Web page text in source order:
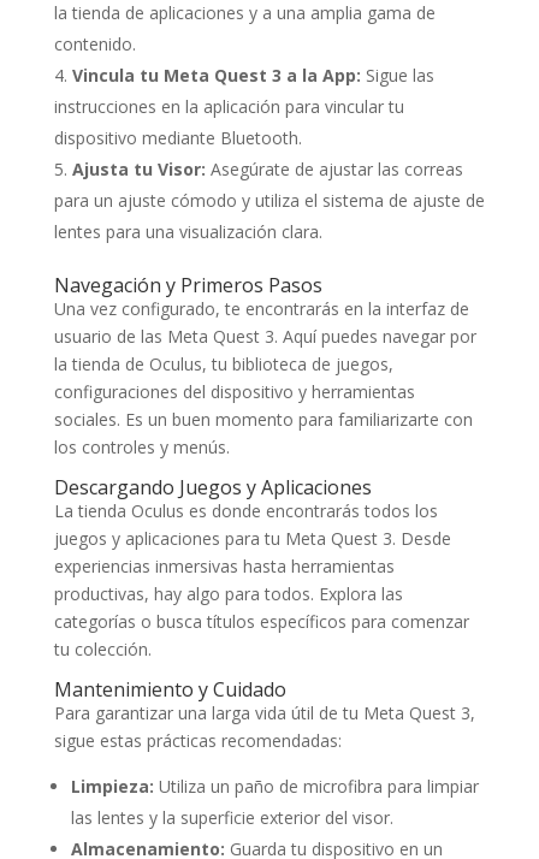
la tienda de aplicaciones y a una amplia gama de
contenido.
Vincula tu Meta Quest 3 a la App: Sigue las
instrucciones en la aplicación para vincular tu
dispositivo mediante Bluetooth.
Ajusta tu Visor: Asegúrate de ajustar las correas
para un ajuste cómodo y utiliza el sistema de ajuste de
lentes para una visualización clara.
Navegación y Primeros Pasos
Una vez configurado, te encontrarás en la interfaz de
usuario de las Meta Quest 3. Aquí puedes navegar por
la tienda de Oculus, tu biblioteca de juegos,
configuraciones del dispositivo y herramientas
sociales. Es un buen momento para familiarizarte con
los controles y menús.
Descargando Juegos y Aplicaciones
La tienda Oculus es donde encontrarás todos los
juegos y aplicaciones para tu Meta Quest 3. Desde
experiencias inmersivas hasta herramientas
productivas, hay algo para todos. Explora las
categorías o busca títulos específicos para comenzar
tu colección.
Mantenimiento y Cuidado
Para garantizar una larga vida útil de tu Meta Quest 3,
sigue estas prácticas recomendadas:
Limpieza: Utiliza un paño de microfibra para limpiar
las lentes y la superficie exterior del visor.
Almacenamiento: Guarda tu dispositivo en un